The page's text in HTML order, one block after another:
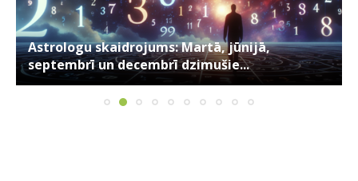
Astrologu skaidrojums: Martā, jūnijā,
septembrī un decembrī dzimušie...